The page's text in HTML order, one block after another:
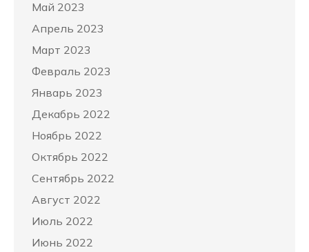
Май 2023
Апрель 2023
Март 2023
Февраль 2023
Январь 2023
Декабрь 2022
Ноябрь 2022
Октябрь 2022
Сентябрь 2022
Август 2022
Июль 2022
Июнь 2022